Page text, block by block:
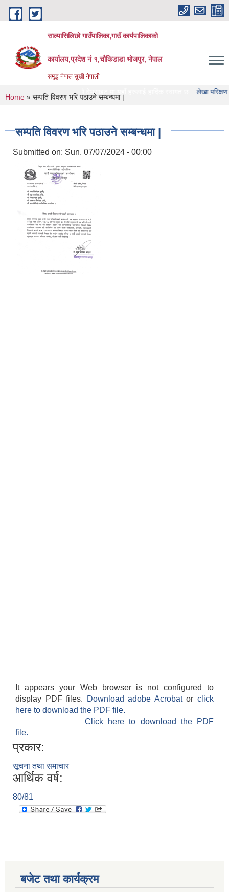
Skip to main content
साल्पासिलिछो गाउँपालिका,गाउँ कार्यपालिकाको
कार्यालय,प्रदेश नं १,चौकिडाडा भोजपुर, नेपाल
समृद्ध नेपाल सुखी नेपाली
गाउँपालिका को वेभसाइट मा यहाँ हरुलाई हार्दिक स्वागत छ लेखा परिक्षण गर्ने संस्था
You are here
Home » सम्पति विवरण भरि पठाउने सम्बन्धमा |
सम्पति विवरण भरि पठाउने सम्बन्धमा |
Submitted on: Sun, 07/07/2024 - 00:00
It appears your Web browser is not configured to
display PDF files.
Download adobe Acrobatorclick
here to download the PDF file.
Click here to download the PDF
file.
प्रकार:
सूचना तथा समाचार
आर्थिक वर्ष:
80/81
बजेट तथा कार्यक्रम